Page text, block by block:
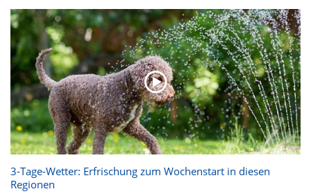
3-Tage-Wetter: Erfrischung zum Wochenstart in diesen
Regionen